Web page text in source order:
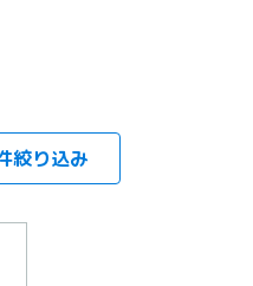
絞り込み